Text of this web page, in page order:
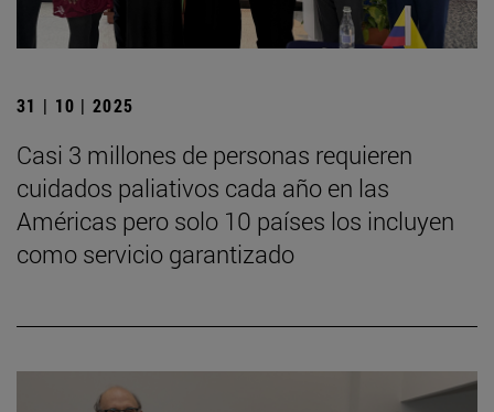
31 | 10 | 2025
Casi 3 millones de personas requieren
cuidados paliativos cada año en las
Américas pero solo 10 países los incluyen
como servicio garantizado